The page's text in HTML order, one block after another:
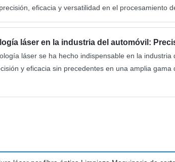
eficacia y versatilidad en el procesamiento
se utilizan ampliamente en sectores como la
materiales, como acero, aluminio, latón y...
láser en la industria del automóvil:
láser se ha hecho indispensable en la industria
y eficacia sin precedentes en una amplia gama